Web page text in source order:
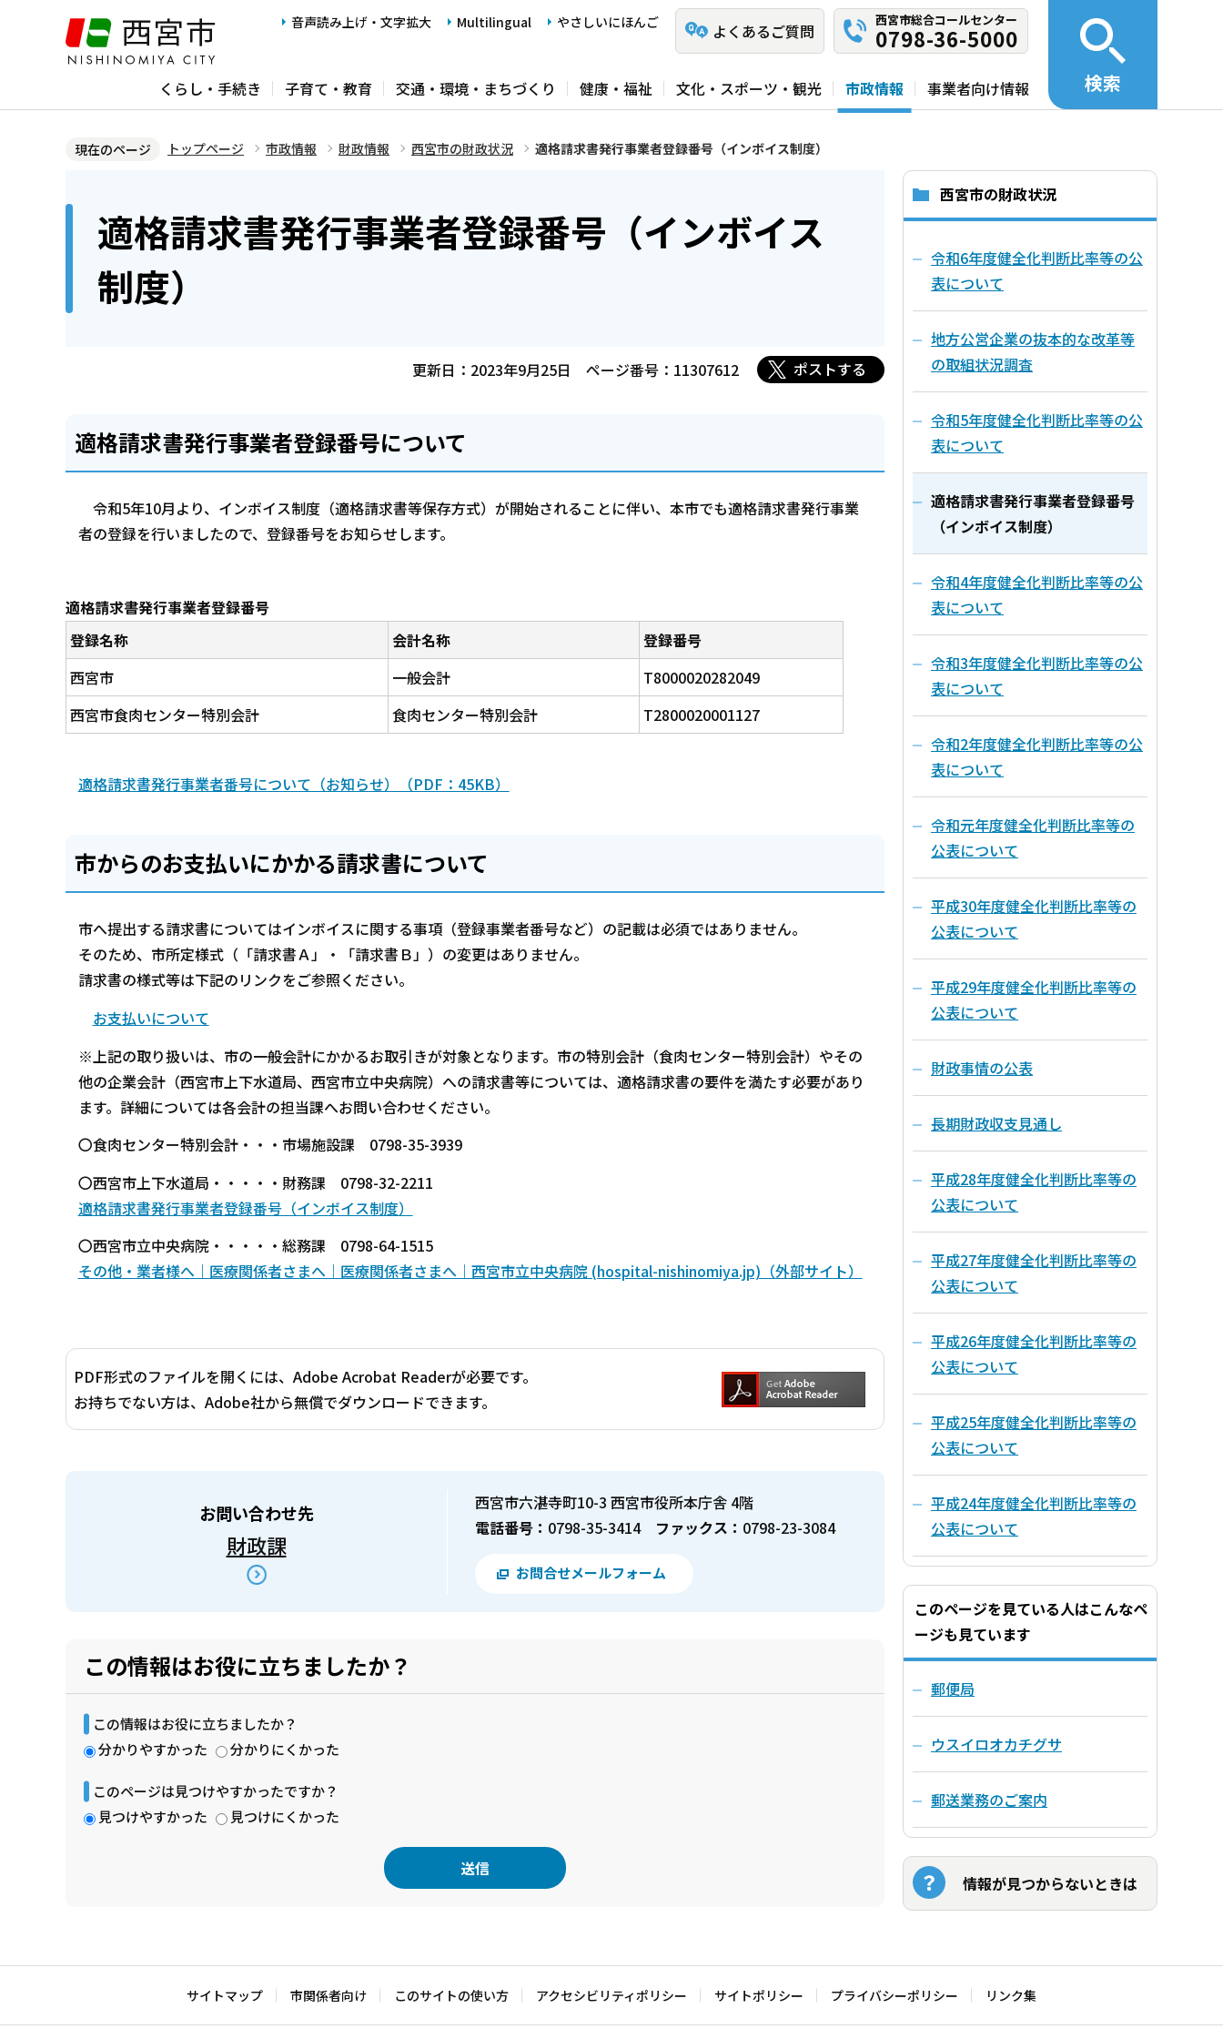
ジ
音声読み上げ・文字拡大 Multilingual やさしいにほんご よくあるご質問
西宮市総合コールセンター
0798-36-5000
くらし・手続き 子育て・教育 交通・環境・まちづくり 健康・福祉 文化・スポーツ・観光 市政情報 事業者向け情報 検索
現在のページ トップページ 市政情報 財政情報 西宮市の財政状況 適格請求書発行事業者登録番号（インボイス制度）
適格請求書発行事業者登録番号（インボイス
制度）
更新日：2023年9月25日 ページ番号：11307612 ポストする
適格請求書発行事業者登録番号について
令和5年10月より、インボイス制度（適格請求書等保存方式）が開始されることに伴い、本市でも適格請求書発行事業
者の登録を行いましたので、登録番号をお知らせします。
適格請求書発行事業者登録番号
登録名称
会計名称
登録番号
西宮市
一般会計
T8000020282049
西宮市食肉センター特別会計
食肉センター特別会計 T2800020001127
適格請求書発行事業者番号について（お知らせ）（PDF：45KB）
市からのお支払いにかかる請求書について
市へ提出する請求書についてはインボイスに関する事項（登録事業者番号など）の記載は必須ではありません。
そのため、市所定様式（「請求書Ａ」・「請求書Ｂ」）の変更はありません。
請求書の様式等は下記のリンクをご参照ください。
お支払いについて
※上記の取り扱いは、市の一般会計にかかるお取引きが対象となります。市の特別会計（食肉センター特別会計）やその
他の企業会計（西宮市上下水道局、西宮市立中央病院）への請求書等については、適格請求書の要件を満たす必要があり
ます。詳細については各会計の担当課へお問い合わせください。
〇食肉センター特別会計・・・市場施設課 0798-35-3939
〇西宮市上下水道局・・・・・財務課 0798-32-2211
適格請求書発行事業者登録番号（インボイス制度）
〇西宮市立中央病院・・・・・総務課 0798-64-1515
その他・業者様へ｜医療関係者さまへ｜医療関係者さまへ｜西宮市立中央病院 (hospital-nishinomiya.jp)（外部サイト）
PDF形式のファイルを開くには、Adobe Acrobat Readerが必要です。
お持ちでない方は、Adobe社から無償でダウンロードできます。
お問い合わせ先
財政課
西宮市六湛寺町10-3 西宮市役所本庁舎 4階
電話番号： 0798-35-3414 ファックス： 0798-23-3084
お問合せメールフォーム
この情報はお役に立ちましたか？
この情報はお役に立ちましたか？
分かりやすかった
分かりにくかった
このページは見つけやすかったですか？
見つけやすかった
見つけにくかった
こ
ま
西宮市の財政状況
令和6年度健全化判断比率等の公
表について
地方公営企業の抜本的な改革等
の取組状況調査
令和5年度健全化判断比率等の公
表について
適格請求書発行事業者登録番号
（インボイス制度）
令和4年度健全化判断比率等の公
表について
令和3年度健全化判断比率等の公
表について
令和2年度健全化判断比率等の公
表について
令和元年度健全化判断比率等の
公表について
平成30年度健全化判断比率等の
公表について
平成29年度健全化判断比率等の
公表について
財政事情の公表
長期財政収支見通し
平成28年度健全化判断比率等の
公表について
平成27年度健全化判断比率等の
公表について
平成26年度健全化判断比率等の
公表について
平成25年度健全化判断比率等の
公表について
平成24年度健全化判断比率等の
公表について
このページを見ている人はこんなペ
ージも見ています
郵便局
ウスイロオカチグサ
郵送業務のご案内
情報が見つからないときは
サイトマップ 市関係者向け このサイトの使い方 アクセシビリティポリシー サイトポリシー プライバシーポリシー リンク集